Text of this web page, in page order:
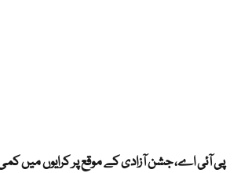
پی آئی اے، جشن آزادی کے موقع پر کرایوں میں